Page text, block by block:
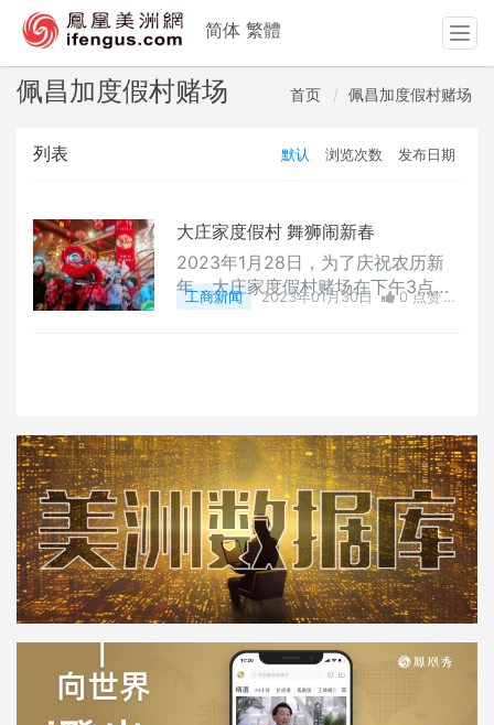
佩昌加度假村赌场 首页 佩昌加度假村赌场
列表 默认 浏览次数 发布日期
大庄家度假村 舞狮闹新春
2023年1月28日，为了庆祝农历新
年，大庄家度假村赌场在下午3点安
排了一场精彩的吉祥舞狮表演，象征
工商新闻 2023年01月30日
0 点赞
简体 繁體
T
o
g
g
e
a